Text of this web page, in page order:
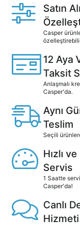
Satın
Casper
12 Aya
Taksit
Anlaşmalı
Casper'da.
Aynı
Teslim
Seçili
Hızlı
Servis
1 Saatte
Casper'da!
Canlı
Hizmeti